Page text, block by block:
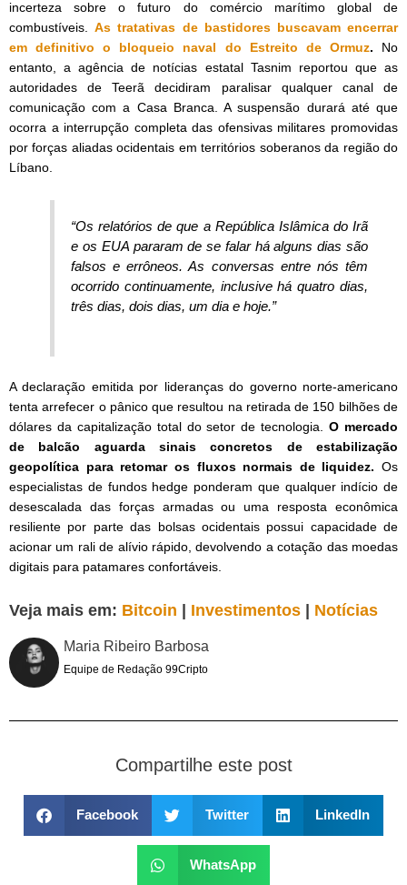
incerteza sobre o futuro do comércio marítimo global de
combustíveis.As tratativas de bastidores buscavam encerrar
em definitivo o bloqueio naval do Estreito de Ormuz. No
entanto, a agência de notícias estatal Tasnim reportou que as
autoridades de Teerã decidiram paralisar qualquer canal de
comunicação com a Casa Branca. A suspensão durará até que
ocorra a interrupção completa das ofensivas militares promovidas
por forças aliadas ocidentais em territórios soberanos da região do
Líbano.
“Os relatórios de que a República Islâmica do Irã
e os EUA pararam de se falar há alguns dias são
falsos e errôneos. As conversas entre nós têm
ocorrido continuamente, inclusive há quatro dias,
três dias, dois dias, um dia e hoje.”
A declaração emitida por lideranças do governo norte-americano
tenta arrefecer o pânico que resultou na retirada de 150 bilhões de
dólares da capitalização total do setor de tecnologia.O mercado
de balcão aguarda sinais concretos de estabilização
geopolítica para retomar os fluxos normais de liquidez. Os
especialistas de fundos hedge ponderam que qualquer indício de
desescalada das forças armadas ou uma resposta econômica
resiliente por parte das bolsas ocidentais possui capacidade de
acionar um rali de alívio rápido, devolvendo a cotação das moedas
digitais para patamares confortáveis.
Veja mais em: Bitcoin | Investimentos | Notícias
Maria Ribeiro Barbosa
Equipe de Redação 99Cripto
Compartilhe este post
Facebook Twitter LinkedIn
WhatsApp